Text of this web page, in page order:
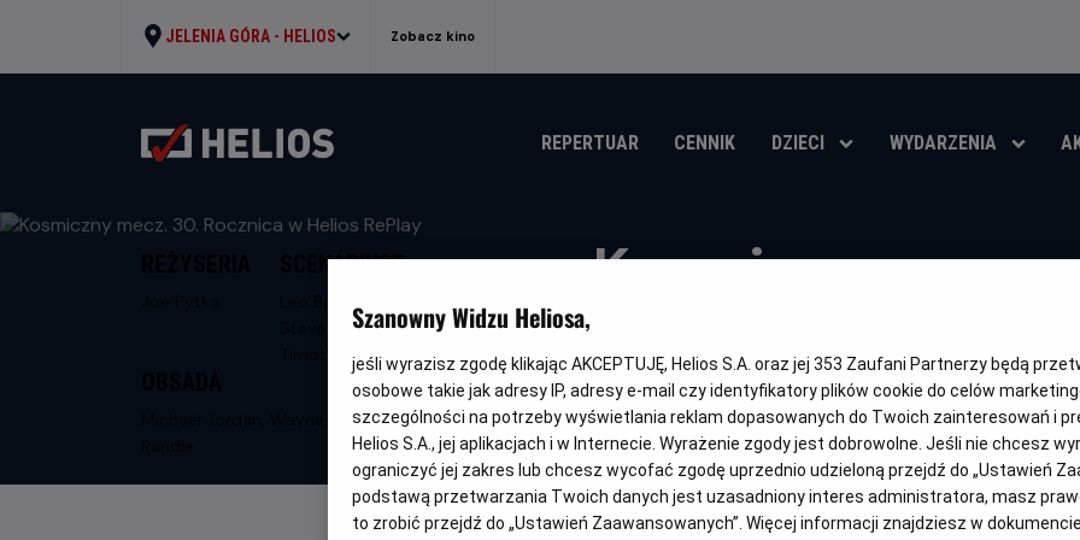
JELENIA GÓRA - HELIOS Zobacz kino
REPERTUAR CENNIK DZIECI WYDARZENIA
Kosmiczny
Oryginalny
tytuł
Space Jam. 30th Anniversary Gatunek
Animowany / Komedia /
OBSERWUJ
SCENARIUSZ
Steve Rudnick,
Timothy Harris
Michael Jordan, Wayne Knight, Theresa
Szanowny Widzu Heliosa,
jeśli wyrazisz zgodę klikając AKCEPTUJĘ, Helios S.A. oraz jej 353 Zaufani Partnerzy będą
osobowe takie jak adresy IP, adresy e-mail czy identyfikatory plików cookie do celów
szczególności na potrzeby wyświetlania reklam dopasowanych do Twoich zainteresowań i
Helios S.A., jej aplikacjach i w Internecie. Wyrażenie zgody jest dobrowolne. Jeśli nie chcesz
ograniczyć jej zakres lub chcesz wycofać zgodę uprzednio udzieloną przejdź do „Ustawień
podstawą przetwarzania Twoich danych jest uzasadniony interes administratora, masz
to zrobić przejdź do „Ustawień Zaawansowanych”. Więcej informacji znajdziesz w dokumencie